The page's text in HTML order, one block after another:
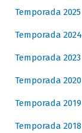
Temporada 2025
Temporada 2024
Temporada 2023
Temporada 2020
Temporada 2019
Temporada 2018